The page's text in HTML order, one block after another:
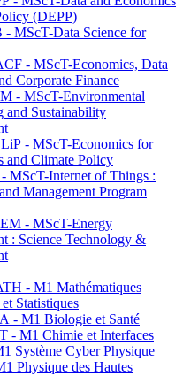
(DEPP)
- MScT-Data Science for
- MScT-Economics, Data
Corporate Finance
- MScT-Environmental
and Sustainability
- MScT-Economics for
and Climate Policy
MScT-Internet of Things :
Management Program
- MScT-Energy
: Science Technology &
- M1 Mathématiques
Statistiques
- M1 Biologie et Santé
- M1 Chimie et Interfaces
Système Cyber Physique
Physique des Hautes